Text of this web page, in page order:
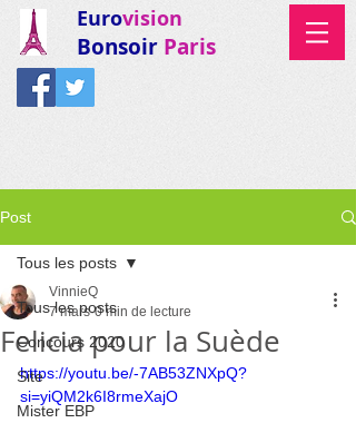
Eurovision
Bonsoir Paris
Post
Tous les posts
Concours 2020
Site
Mister EBP
Tous les posts
Felicia pour la Suède
VinnieQ
7 mars 0 min de lecture
https://youtu.be/-7AB53ZNXpQ?
si=yiQM2k6I8rmeXajO